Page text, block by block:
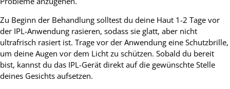
Zu Beginn der Behandlung solltest du deine Haut 1-2 Tage vor
der IPL-Anwendung rasieren, sodass sie glatt, aber nicht
ultrafrisch rasiert ist. Trage vor der Anwendung eine Schutzbrille,
um deine Augen vor dem Licht zu schützen. Sobald du bereit
bist, kannst du das IPL-Gerät direkt auf die gewünschte Stelle
deines Gesichts aufsetzen.